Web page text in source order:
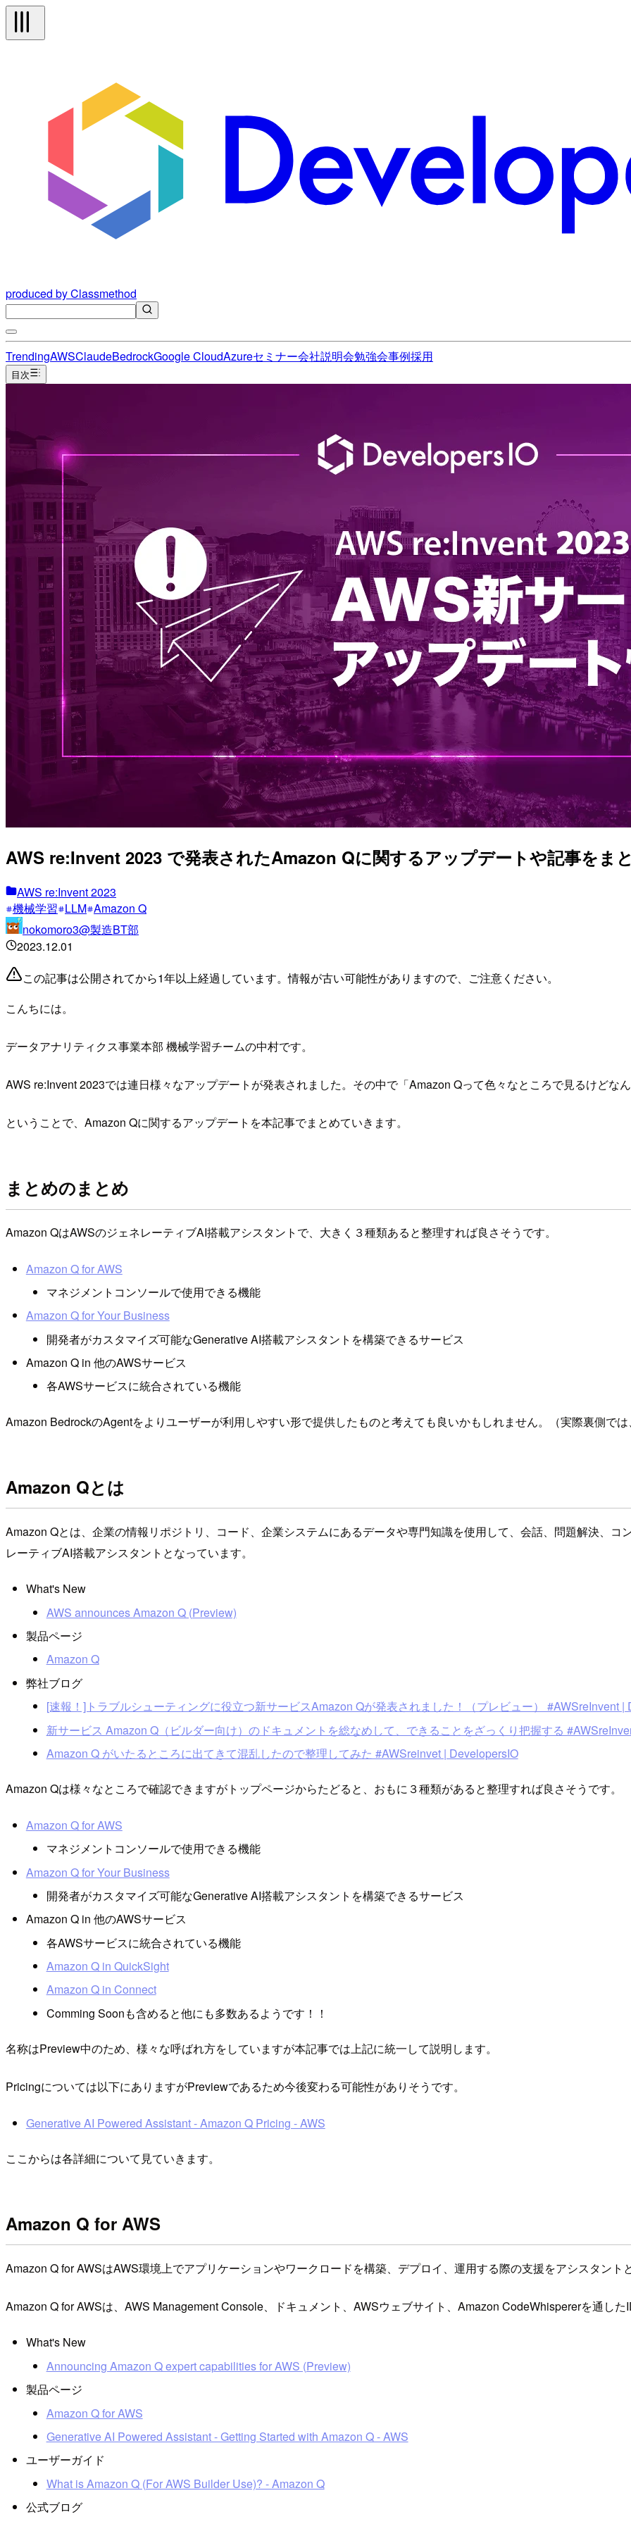
produced by Classmethod
TrendingAWSClaudeBedrockGoogle CloudAzureセミナー会社説明会勉強会事例採用
目次
AWS re:Invent 2023 で発表されたAmazon Qに関するアップデートや記事をま
AWS re:Invent 2023
機械学習 LLM Amazon Q
nokomoro3@製造BT部
2023.12.01
この記事は公開されてから1年以上経過しています。情報が古い可能性がありますので、ご注意ください。
こんちには。
データアナリティクス事業本部 機械学習チームの中村です。
AWS re:Invent 2023では連日様々なアップデートが発表されました。その中で「Amazon Qって色々なところで見るけどな
ということで、Amazon Qに関するアップデートを本記事でまとめていきます。
まとめのまとめ
Amazon QはAWSのジェネレーティブAI搭載アシスタントで、大きく３種類あると整理すれば良さそうです。
Amazon Q for AWS
マネジメントコンソールで使用できる機能
Amazon Q for Your Business
開発者がカスタマイズ可能なGenerative AI搭載アシスタントを構築できるサービス
Amazon Q in 他のAWSサービス
各AWSサービスに統合されている機能
Amazon BedrockのAgentをよりユーザーが利用しやすい形で提供したものと考えても良いかもしれません。（実際裏側で
Amazon Qとは
Amazon Qとは、企業の情報リポジトリ、コード、企業システムにあるデータや専門知識を使用して、会話、問題解決、
レーティブAI搭載アシスタントとなっています。
What's New
AWS announces Amazon Q (Preview)
製品ページ
Amazon Q
弊社ブログ
[速報！]トラブルシューティングに役立つ新サービスAmazon Qが発表されました！（プレビュー） #AWSreInvent |
新サービス Amazon Q（ビルダー向け）のドキュメントを総なめして、できることをざっくり把握する
Amazon Q がいたるところに出てきて混乱したので整理してみた #AWSreinvet | DevelopersIO
Amazon Qは様々なところで確認できますがトップページからたどると、おもに３種類があると整理すれば良さそうです。
Amazon Q for AWS
マネジメントコンソールで使用できる機能
Amazon Q for Your Business
開発者がカスタマイズ可能なGenerative AI搭載アシスタントを構築できるサービス
Amazon Q in 他のAWSサービス
各AWSサービスに統合されている機能
Amazon Q in QuickSight
Amazon Q in Connect
Comming Soonも含めると他にも多数あるようです！！
名称はPreview中のため、様々な呼ばれ方をしていますが本記事では上記に統一して説明します。
Pricingについては以下にありますがPreviewであるため今後変わる可能性がありそうです。
Generative AI Powered Assistant - Amazon Q Pricing - AWS
ここからは各詳細について見ていきます。
Amazon Q for AWS
Amazon Q for AWSはAWS環境上でアプリケーションやワークロードを構築、デプロイ、運用する際の支援をアシスタント
Amazon Q for AWSは、AWS Management Console、ドキュメント、AWSウェブサイト、Amazon CodeWhispererを通し
What's New
Announcing Amazon Q expert capabilities for AWS (Preview)
製品ページ
Amazon Q for AWS
Generative AI Powered Assistant - Getting Started with Amazon Q - AWS
ユーザーガイド
What is Amazon Q (For AWS Builder Use)? - Amazon Q
公式ブログ